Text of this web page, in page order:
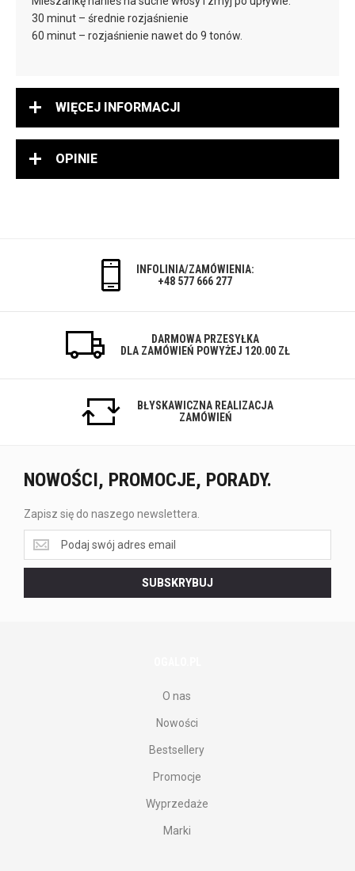
30 minut – średnie rozjaśnienie
60 minut – rozjaśnienie nawet do 9 tonów.
WIĘCEJ INFORMACJI
OPINIE
INFOLINIA/ZAMÓWIENIA:
+48 577 666 277
DARMOWA PRZESYŁKA
DLA ZAMÓWIEŃ POWYŻEJ 120.00 ZŁ
BŁYSKAWICZNA REALIZACJA
ZAMÓWIEŃ
NOWOŚCI, PROMOCJE, PORADY.
Zapisz się do naszego newslettera.
Zapisz
się
do
newslettera.
SUBSKRYBUJ
O nas
Nowości
Bestsellery
Promocje
Wyprzedaże
Marki